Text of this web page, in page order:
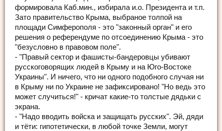
формировала Каб.мин., избирала и.о. Президента и т.п.
Зато правительство Крыма, выбраное толпой на
площади Симферополя - это "законный орган" и его
решения о референдуме по отсоединению Крыма - это
"безусловно в правовом поле".
- "Правый сектор и фашисты-бандеровцы убивают
русскоговорящих людей в Крыму и на Юго-Востоке
Украины". И ничего, что ни одного подобного случая ни
в Крыму ни по Украине не зафиксировано! "Но ведь это
может случиться!" - кричат какие-то толстые дядьки с
экрана.
- "Надо вводить войска и защищать русских". Эй, дяди
и тёти: гипотетически, в любой точке Земли, могут